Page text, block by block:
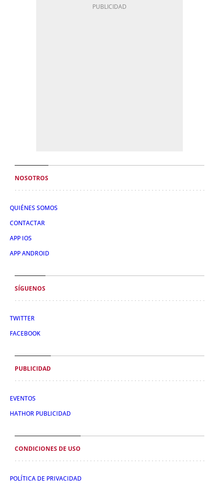
NOSOTROS
QUIÉNES SOMOS
CONTACTAR
APP IOS
APP ANDROID
SÍGUENOS
TWITTER
FACEBOOK
PUBLICIDAD
EVENTOS
HATHOR PUBLICIDAD
CONDICIONES DE USO
POLÍTICA DE PRIVACIDAD